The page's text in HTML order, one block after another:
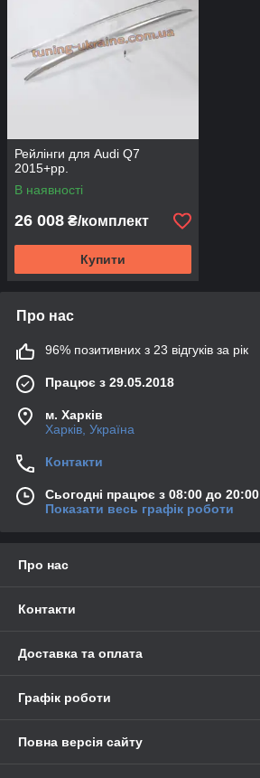
Рейлінги для Audi Q7
2015+рр.
В наявності
26 008 ₴/комплект
Купити
Про нас
96% позитивних з 23 відгуків за рік
Працює з 29.05.2018
м. Харків
Харків, Україна
Контакти
Сьогодні працює з 08:00 до 20:00
Показати весь графік роботи
Про нас
Контакти
Доставка та оплата
Графік роботи
Повна версія сайту